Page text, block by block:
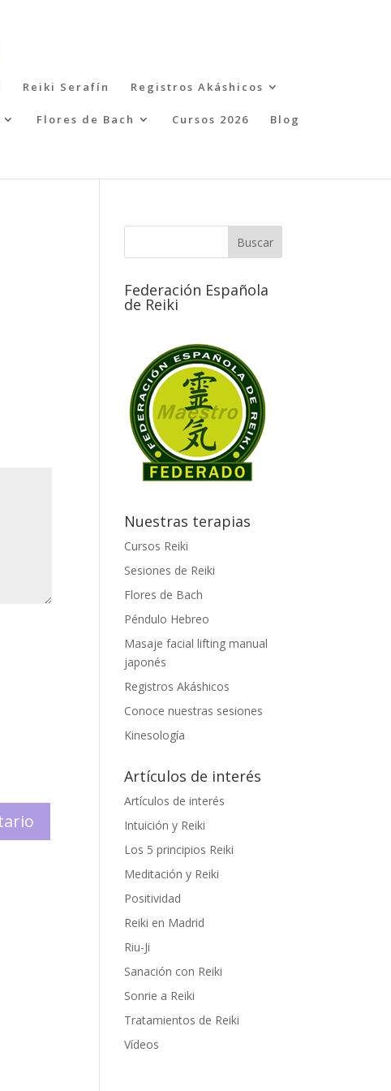
Reiki Serafín Registros Akáshicos
Flores de Bach Cursos 2026 Blog
Federación Española
de Reiki
Nuestras terapias
Cursos Reiki
Sesiones de Reiki
Flores de Bach
Péndulo Hebreo
Masaje facial lifting manual
japonés
Registros Akáshicos
Conoce nuestras sesiones
Kinesología
Artículos de interés
Artículos de interés
Intuición y Reiki
Los 5 principios Reiki
Meditación y Reiki
Positividad
Reiki en Madrid
Riu-Ji
Sanación con Reiki
Sonrie a Reiki
Tratamientos de Reiki
Vídeos